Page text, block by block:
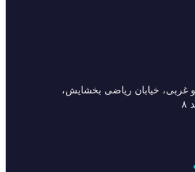
غربی، خیابان ریاضی بخشایش،